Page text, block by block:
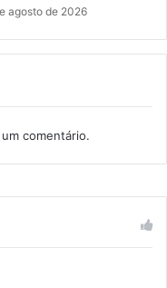
agosto de 2026
comentário.